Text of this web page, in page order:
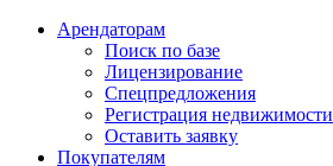
Арендаторам
Поиск по базе
Лицензирование
Спецпредложения
Регистрация недвижимости
Оставить заявку
Покупателям